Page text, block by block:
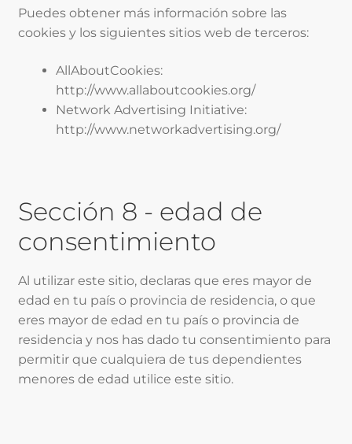
Puedes obtener más información sobre las
cookies y los siguientes sitios web de terceros:
AllAboutCookies:
http://www.allaboutcookies.org/
Network Advertising Initiative:
http://www.networkadvertising.org/
Sección 8 - edad de
consentimiento
Al utilizar este sitio, declaras que eres mayor de
edad en tu país o provincia de residencia, o que
eres mayor de edad en tu país o provincia de
residencia y nos has dado tu consentimiento para
permitir que cualquiera de tus dependientes
menores de edad utilice este sitio.